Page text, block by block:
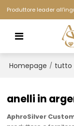
Produttore leader
Homepage / tutto
anelli in
AphroSilver